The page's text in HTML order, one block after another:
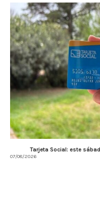
Tarjeta Social: este
07/08/2026